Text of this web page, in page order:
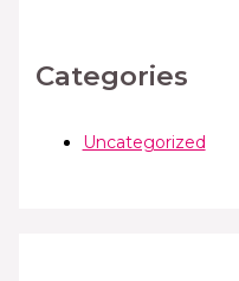
Categories
Uncategorized